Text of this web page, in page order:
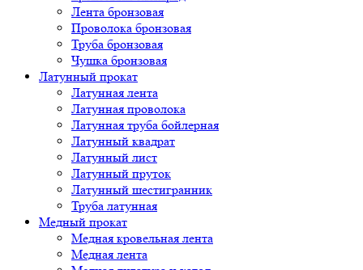
Лента бронзовая
Проволока бронзовая
Труба бронзовая
Чушка бронзовая
Латунный прокат
Латунная лента
Латунная проволока
Латунная труба бойлерная
Латунный квадрат
Латунный лист
Латунный пруток
Латунный шестигранник
Труба латунная
Медный прокат
Медная кровельная лента
Медная лента